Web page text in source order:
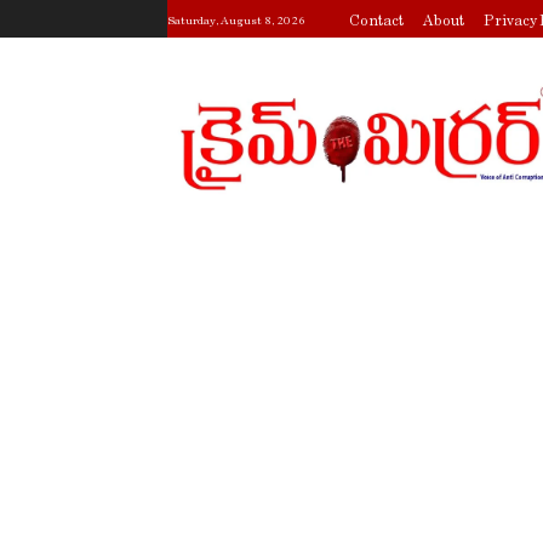
Saturday, August 8, 2026 Contact About Privacy